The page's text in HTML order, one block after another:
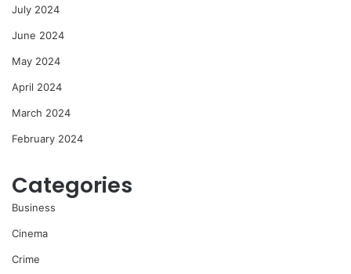
July 2024
June 2024
May 2024
April 2024
March 2024
February 2024
Categories
Business
Cinema
Crime